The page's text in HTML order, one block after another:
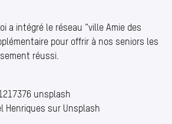
a intégré le réseau “ville Amie des
pour offrir à nos seniors les
réussi.
Henriques sur Unsplash